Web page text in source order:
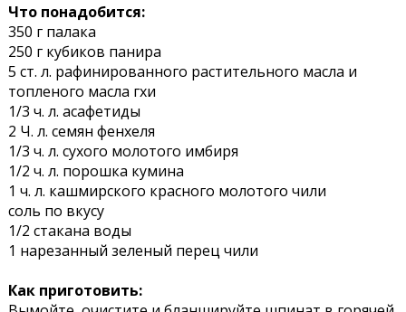
Что понадобится:
350 г палака
250 г кубиков панира
5 ст. л. рафинированного растительного масла и
топленого масла гхи
1/3 ч. л. асафетиды
2 Ч. л. семян фенхеля
1/3 ч. л. сухого молотого имбиря
1/2 ч. л. порошка кумина
1 ч. л. кашмирского красного молотого чили
соль по вкусу
1/2 стакана воды
1 нарезанный зеленый перец чили
Как приготовить: